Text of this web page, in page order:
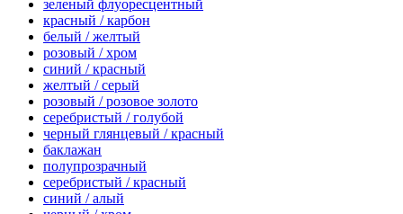
зеленый флуоресцентный
красный / карбон
белый / желтый
розовый / хром
синий / красный
желтый / серый
розовый / розовое золото
серебристый / голубой
черный глянцевый / красный
баклажан
полупрозрачный
серебристый / красный
синий / алый